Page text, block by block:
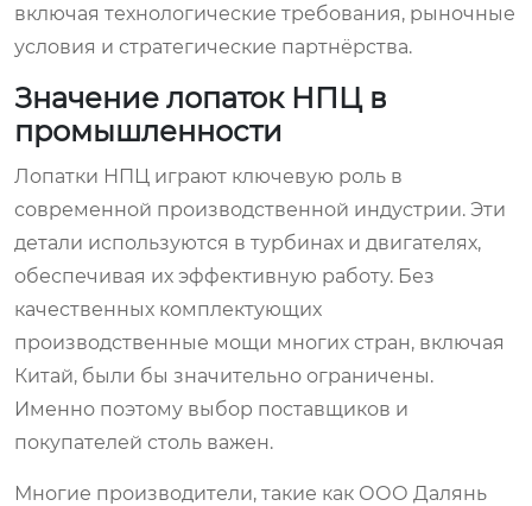
включая технологические требования, рыночные
условия и стратегические партнёрства.
Значение лопаток НПЦ в
промышленности
Лопатки НПЦ играют ключевую роль в
современной производственной индустрии. Эти
детали используются в турбинах и двигателях,
обеспечивая их эффективную работу. Без
качественных комплектующих
производственные мощи многих стран, включая
Китай, были бы значительно ограничены.
Именно поэтому выбор поставщиков и
покупателей столь важен.
Многие производители, такие как ООО Далянь